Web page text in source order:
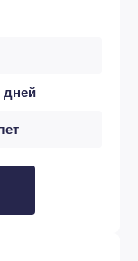
дней